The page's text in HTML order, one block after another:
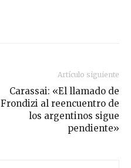
Artículo siguiente
Carassai: «El llamado de
Frondizi al reencuentro de
los argentinos sigue
pendiente»